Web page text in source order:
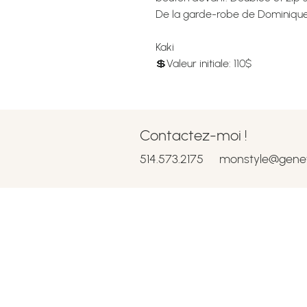
De la garde-robe de
Kaki
💲Valeur initiale: 110$
Contactez-moi !
514.573.2175